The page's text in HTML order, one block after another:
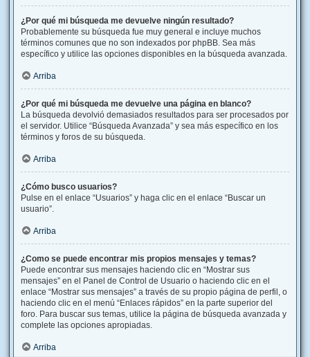
¿Por qué mi búsqueda me devuelve ningún resultado?
Probablemente su búsqueda fue muy general e incluye muchos
términos comunes que no son indexados por phpBB. Sea más
específico y utilice las opciones disponibles en la búsqueda avanzada.
Arriba
¿Por qué mi búsqueda me devuelve una página en blanco?
La búsqueda devolvió demasiados resultados para ser procesados por
el servidor. Utilice “Búsqueda Avanzada” y sea más específico en los
términos y foros de su búsqueda.
Arriba
¿Cómo busco usuarios?
Pulse en el enlace “Usuarios” y haga clic en el enlace “Buscar un
usuario”.
Arriba
¿Como se puede encontrar mis propios mensajes y temas?
Puede encontrar sus mensajes haciendo clic en “Mostrar sus
mensajes” en el Panel de Control de Usuario o haciendo clic en el
enlace “Mostrar sus mensajes” a través de su propio página de perfil, o
haciendo clic en el menú “Enlaces rápidos” en la parte superior del
foro. Para buscar sus temas, utilice la página de búsqueda avanzada y
complete las opciones apropiadas.
Arriba